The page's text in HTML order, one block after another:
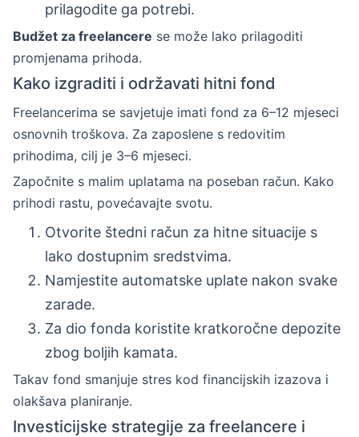
prilagodite ga potrebi.
Budžet za freelancere se može lako prilagoditi
promjenama prihoda.
Kako izgraditi i održavati hitni fond
Freelancerima se savjetuje imati fond za 6–12 mjeseci
osnovnih troškova. Za zaposlene s redovitim
prihodima, cilj je 3–6 mjeseci.
Započnite s malim uplatama na poseban račun. Kako
prihodi rastu, povećavajte svotu.
Otvorite štedni račun za hitne situacije s
lako dostupnim sredstvima.
Namjestite automatske uplate nakon svake
zarade.
Za dio fonda koristite kratkoročne depozite
zbog boljih kamata.
Takav fond smanjuje stres kod financijskih izazova i
olakšava planiranje.
Investicijske strategije za freelancere i